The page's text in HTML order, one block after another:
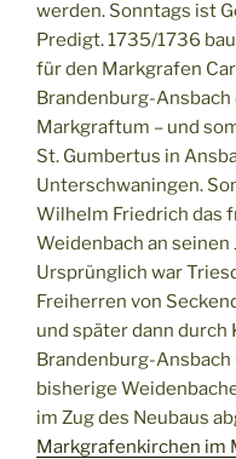
werden. Sonntags ist
Predigt. 1735/1736
für den Markgrafen
Brandenburg-
Markgraftum – und
St. Gumbertus in
Unterschwaningen.
Wilhelm Friedrich das
Weidenbach an
Ursprünglich war
Freiherren von
und später dann durch
Brandenburg-Ansbach
bisherige
im Zug des Neubaus
Markgrafenkirchen im